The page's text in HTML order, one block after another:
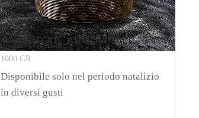
PANETTONE ARTIGIANALE
1000 GR
Disponibile solo nel periodo natalizio
in diversi gusti